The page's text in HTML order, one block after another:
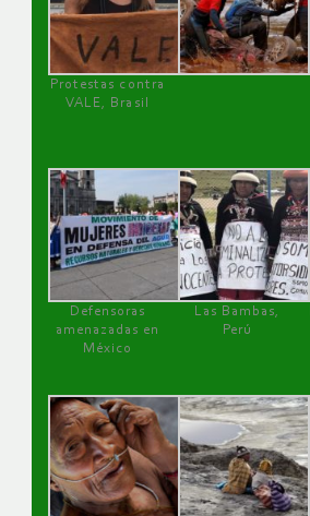
Protestas contra
VALE, Brasil
Defensoras
amenazadas en
México
Las Bambas,
Perú